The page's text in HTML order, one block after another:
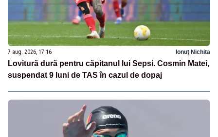
7 aug. 2026, 17:16 Ionuț Nichita
Lovitură dură pentru căpitanul lui Sepsi. Cosmin Matei,
suspendat 9 luni de TAS în cazul de dopaj